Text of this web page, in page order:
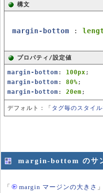
構文
margin-bottom :
プロパティ/設定値
margin-bottom : 100px ;
margin-bottom : 80% ;
margin-bottom : 20em ;
デフォルト：「 タグ毎のスタイ
margin-bottom のサ
「 margin マージンの大きさ 」